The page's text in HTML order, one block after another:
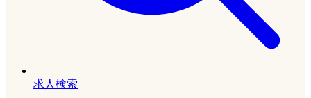
求人検索